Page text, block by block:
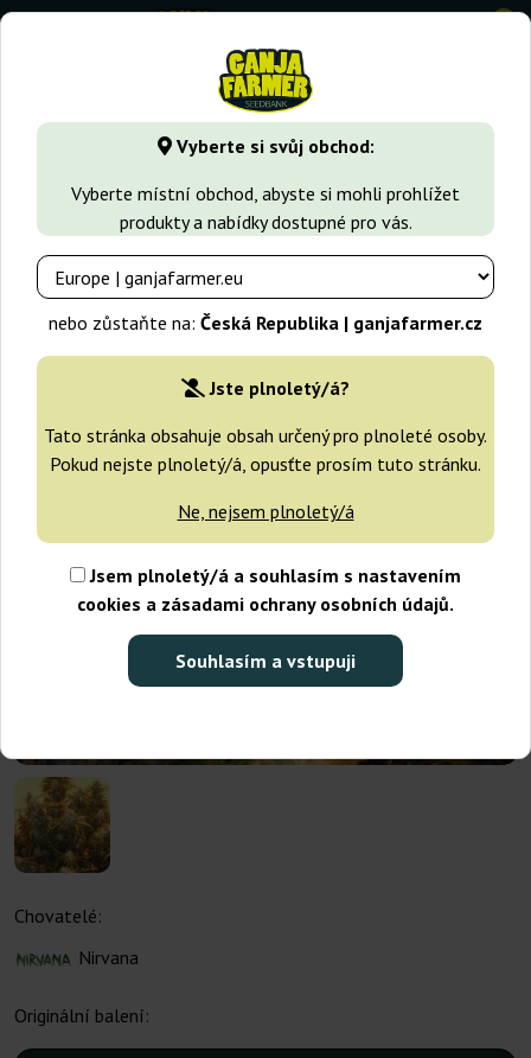
Vyberte si svůj obchod:
Vyberte místní obchod, abyste si mohli prohlížet
produkty a nabídky dostupné pro vás.
nebo zůstaňte na: Česká Republika | ganjafarmer.cz
Jste plnoletý/á?
Tato stránka obsahuje obsah určený pro plnoleté osoby.
Pokud nejste plnoletý/á, opusťte prosím tuto stránku.
Ne, nejsem plnoletý/á
Jsem plnoletý/á a souhlasím s nastavením
cookies a zásadami ochrany osobních údajů.
Souhlasím a vstupuji
0
GanjaFarmer.cz Druhy Marihuany AK47 AK-48 Regular
Chovatelé:
Nirvana
Originální balení: